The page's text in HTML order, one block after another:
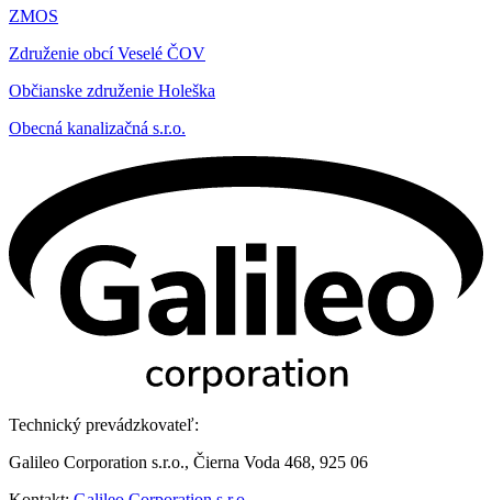
ZMOS
Združenie obcí Veselé ČOV
Občianske združenie Holeška
Obecná kanalizačná s.r.o.
Technický prevádzkovateľ:
Galileo Corporation s.r.o., Čierna Voda 468, 925 06